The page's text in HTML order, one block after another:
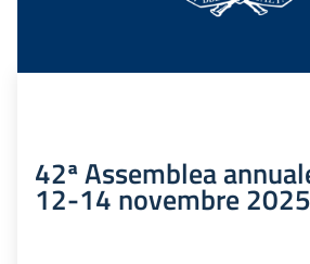
42ª Assemblea
12-14 novembre 2025